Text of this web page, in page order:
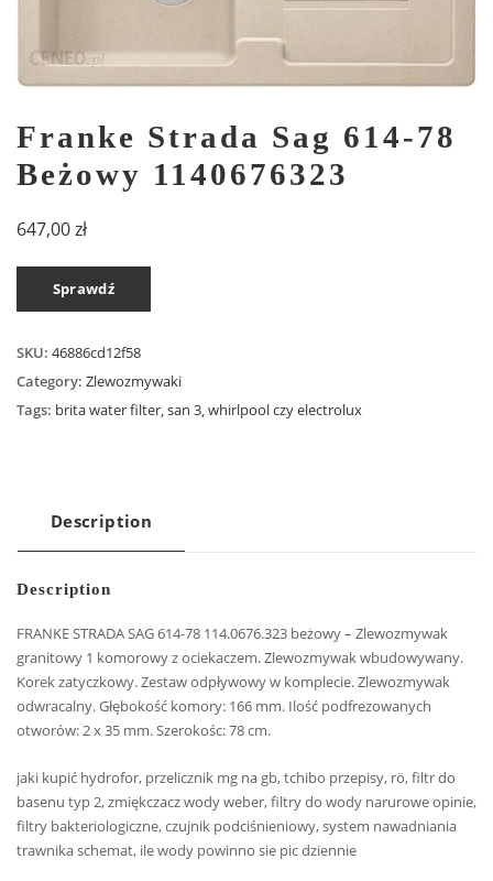
Franke Strada Sag 614-78
Beżowy 1140676323
647,00zł
Sprawdź
SKU: 46886cd12f58
Category: Zlewozmywaki
Tags: brita water filter,san 3,whirlpool czy electrolux
Description
Description
FRANKE STRADA SAG 614-78 114.0676.323 beżowy – Zlewozmywak
granitowy 1 komorowy z ociekaczem. Zlewozmywak wbudowywany.
Korek zatyczkowy. Zestaw odpływowy w komplecie. Zlewozmywak
odwracalny. Głębokość komory: 166 mm. Ilość podfrezowanych
otworów: 2 x 35 mm. Szerokośc: 78 cm.
jaki kupić hydrofor, przelicznik mg na gb, tchibo przepisy, rö, filtr do
basenu typ 2, zmiękczacz wody weber, filtry do wody narurowe opinie,
filtry bakteriologiczne, czujnik podciśnieniowy, system nawadniania
trawnika schemat, ile wody powinno sie pic dziennie